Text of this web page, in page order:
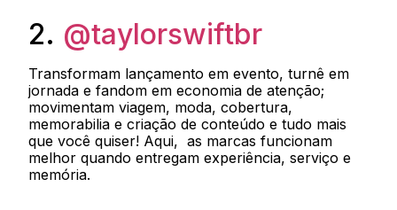
2. @taylorswiftbr
Transformam lançamento em evento, turnê em
jornada e fandom em economia de atenção;
movimentam viagem, moda, cobertura,
memorabilia e criação de conteúdo e tudo mais
que você quiser! Aqui, as marcas funcionam
melhor quando entregam experiência, serviço e
memória.